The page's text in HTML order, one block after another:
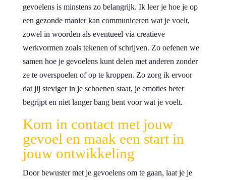
gevoelens is minstens zo belangrijk. Ik leer je hoe je op
een gezonde manier kan communiceren wat je voelt,
zowel in woorden als eventueel via creatieve
werkvormen zoals tekenen of schrijven. Zo oefenen we
samen hoe je gevoelens kunt delen met anderen zonder
ze te overspoelen of op te kroppen. Zo zorg ik ervoor
dat jij steviger in je schoenen staat, je emoties beter
begrijpt en niet langer bang bent voor wat je voelt.
Kom in contact met jouw
gevoel en maak een start in
jouw ontwikkeling
Door bewuster met je gevoelens om te gaan, laat je je